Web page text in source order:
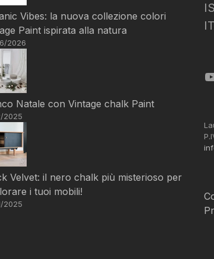
Vibes: la nuova collezione colori
Paint ispirata alla natura
2026
Natale con Vintage chalk Paint
2025
Velvet: il nero chalk più misterioso per
i tuoi mobili!
2025